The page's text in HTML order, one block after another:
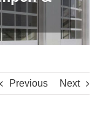
Previous Next